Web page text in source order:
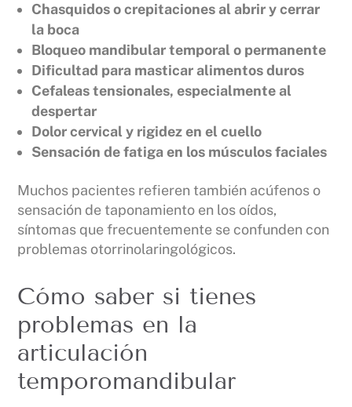
Chasquidos o crepitaciones al abrir y cerrar
la boca
Bloqueo mandibular temporal o permanente
Dificultad para masticar alimentos duros
Cefaleas tensionales, especialmente al
despertar
Dolor cervical y rigidez en el cuello
Sensación de fatiga en los músculos faciales
Muchos pacientes refieren también acúfenos o
sensación de taponamiento en los oídos,
síntomas que frecuentemente se confunden con
problemas otorrinolaringológicos.
Cómo saber si tienes
problemas en la
articulación
temporomandibular